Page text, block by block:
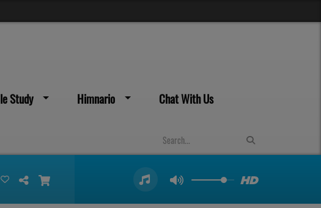
Study Himnario Chat With Us